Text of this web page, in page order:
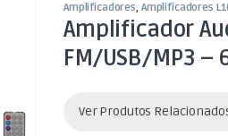
Amplificadores, Amplificadores
Amplificador
FM/USB/MP3 –
Ver Produtos